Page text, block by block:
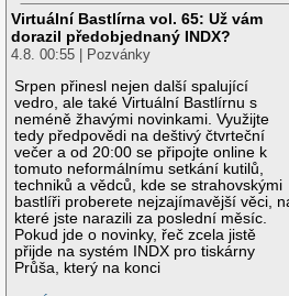
Virtuální Bastlírna vol. 65: Už vám
dorazil předobjednaný INDX?
4.8. 00:55 | Pozvánky
Srpen přinesl nejen další spalující
vedro, ale také Virtuální Bastlírnu s
neméně žhavými novinkami. Využijte
tedy předpovědi na deštivý čtvrteční
večer a od 20:00 se připojte online k
tomuto neformálnímu setkání kutilů,
techniků a vědců, kde se strahovskými
bastlíři proberete nejzajímavější věci,
které jste narazili za poslední měsíc.
Pokud jde o novinky, řeč zcela jistě
přijde na systém INDX pro tiskárny
Průša, který na konci